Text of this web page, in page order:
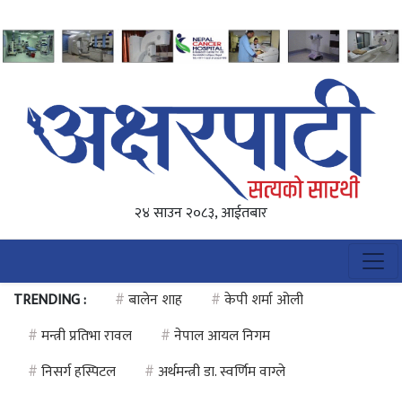
२४ साउन २०८३, आईतबार
TRENDING : #बालेन शाह #केपी शर्मा ओली
#मन्त्री प्रतिभा रावल #नेपाल आयल निगम
#निसर्ग हस्पिटल #अर्थमन्त्री डा. स्वर्णिम वाग्ले